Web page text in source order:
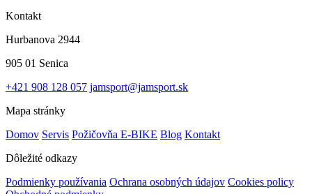
Kontakt
Hurbanova 2944
905 01 Senica
+421 908 128 057 jamsport@jamsport.sk
Mapa stránky
Domov Servis Požičovňa E-BIKE Blog Kontakt
Dôležité odkazy
Podmienky používania Ochrana osobných údajov Cookies policy